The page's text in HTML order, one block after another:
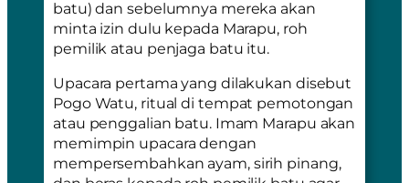
batu) dan sebelumnya mereka akan
minta izin dulu kepada Marapu, roh
pemilik atau penjaga batu itu.
Upacara pertama yang dilakukan disebut
Pogo Watu, ritual di tempat pemotongan
atau penggalian batu. Imam Marapu akan
memimpin upacara dengan
mempersembahkan ayam, sirih pinang,